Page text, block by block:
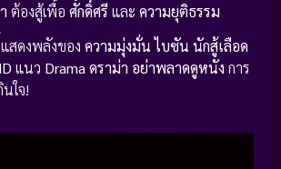
ต้องสู้เพื่อ ศักดิ์ศรีและ ความยุติธรรม
แสดงพลังของ ความมุ่งมั่น ไบซัน นักสู้เลือด
แนว Drama ดราม่า อย่าพลาดดูหนัง การ
ใจ!